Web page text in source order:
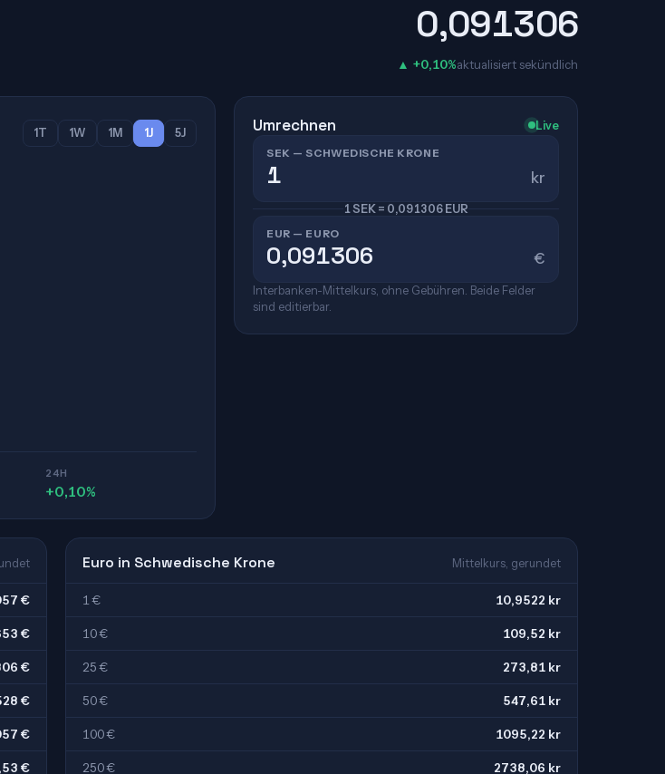
0,091306
▲ +0,10%aktualisiert sekündlich
1T 1W 1M 1J 5J
24H
+0,10%
Umrechnen Live
SEK — SCHWEDISCHE KRONE
kr
1 SEK = 0,091306 EUR
EUR — EURO
€
Interbanken-Mittelkurs, ohne Gebühren. Beide Felder
sind editierbar.
€
€
€
€
€
€
Euro in Schwedische Krone Mittelkurs, gerundet
1 € 10,9522 kr
10 € 109,52 kr
25 € 273,81 kr
50 € 547,61 kr
100 € 1095,22 kr
250 € 2738,06 kr